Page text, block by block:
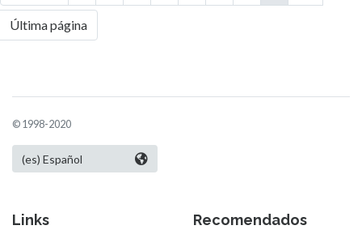
Última página
© 1998-2020
Links Recomendados